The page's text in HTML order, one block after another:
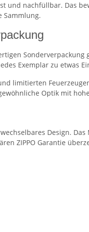
und nachfüllbar. Das
Sammlung.
Sonderverpackung
Exemplar zu etwas
limitierten
Optik mit
Design.
ZIPPO Garantie